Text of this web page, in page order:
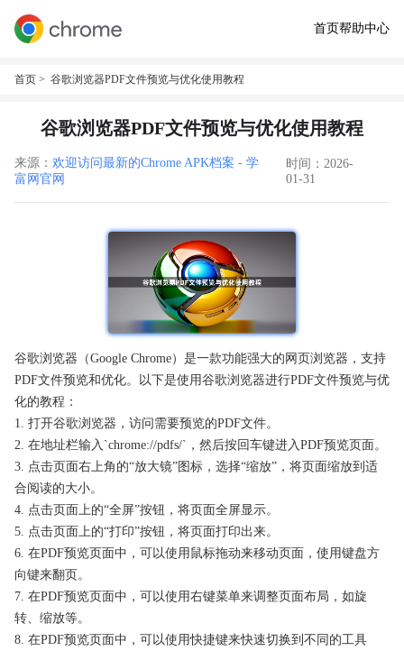
首页帮助中心
首页 > 谷歌浏览器PDF文件预览与优化使用教程
谷歌浏览器PDF文件预览与优化使用教程
来源： 欢迎访问最新的Chrome APK档案 - 学
富网官网
时间：2026-
01-31
谷歌浏览器（Google Chrome）是一款功能强大的网页浏览器，支持
PDF文件预览和优化。以下是使用谷歌浏览器进行PDF文件预览与优
化的教程：
1. 打开谷歌浏览器，访问需要预览的PDF文件。
2. 在地址栏输入`chrome://pdfs/`，然后按回车键进入PDF预览页面。
3. 点击页面右上角的“放大镜”图标，选择“缩放”，将页面缩放到适
合阅读的大小。
4. 点击页面上的“全屏”按钮，将页面全屏显示。
5. 点击页面上的“打印”按钮，将页面打印出来。
6. 在PDF预览页面中，可以使用鼠标拖动来移动页面，使用键盘方
向键来翻页。
7. 在PDF预览页面中，可以使用右键菜单来调整页面布局，如旋
转、缩放等。
8. 在PDF预览页面中，可以使用快捷键来快速切换到不同的工具